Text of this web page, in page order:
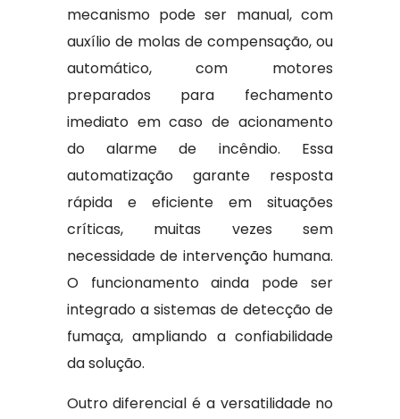
mecanismo pode ser manual, com
auxílio de molas de compensação, ou
automático, com motores
preparados para fechamento
imediato em caso de acionamento
do alarme de incêndio. Essa
automatização garante resposta
rápida e eficiente em situações
críticas, muitas vezes sem
necessidade de intervenção humana.
O funcionamento ainda pode ser
integrado a sistemas de detecção de
fumaça, ampliando a confiabilidade
da solução.
Outro diferencial é a versatilidade no